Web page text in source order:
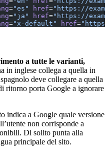
="es" href="https://
="ja" href="https://
="x-default" href=
a tutte le varianti,
in inglese collega a quella in
deve collegare a quella
ritorno porta Google a ignorare
indica a Google quale versione
non corrisponde a
Di solito punta alla
principale del sito.